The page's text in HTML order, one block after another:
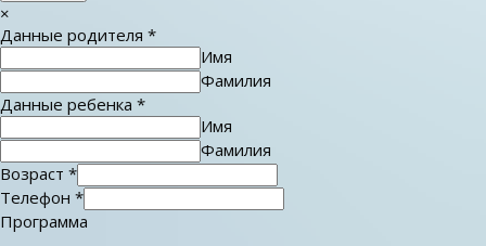
×
Данные родителя *
Имя
Фамилия
Данные ребенка *
Имя
Фамилия
Возраст *
Телефон *
Программа